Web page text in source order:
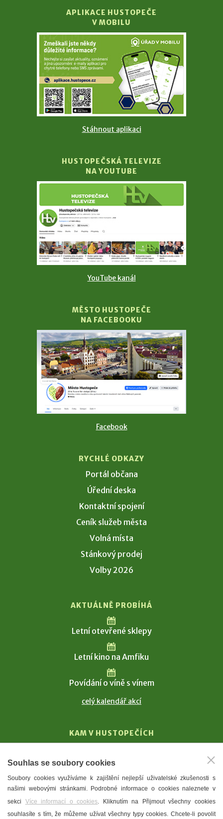
APLIKACE HUSTOPEČE
V MOBILU
Stáhnout aplikaci
HUSTOPEČSKÁ TELEVIZE
NA YOUTUBE
YouTube kanál
MĚSTO HUSTOPEČE
NA FACEBOOKU
Facebook
RYCHLÉ ODKAZY
Portál občana
Úřední deska
Kontaktní spojení
Ceník služeb města
Volná místa
Stánkový prodej
Volby 2026
AKTUÁLNĚ PROBÍHÁ
Letní otevřené sklepy
Letní kino na Amfiku
Povídání o víně s vínem
celý kalendář akcí
KAM V HUSTOPEČÍCH
T. G. Masaryk
Mandloně
Ubytování
Restaurace
Souhlas se soubory cookies
Soubory cookies využíváme k zajištění nejlepší uživatelské zkušenosti s
našimi webovými stránkami. Podrobné informace o cookies naleznete v
sekci Více informací o cookies. Kliknutím na Přijmout všechny cookies
souhlasíte s tím, že můžeme užívat všechny typy cookies. Chcete-li povolit